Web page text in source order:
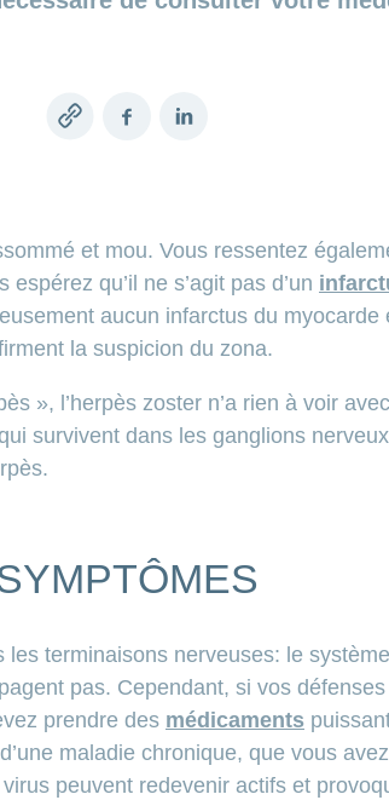
Copy
FacebookLinkedIn
et mou. Vous ressentez
qu’il ne s’agit pas d’un
aucun infarctus du myocarde
la suspicion du zona.
», l’herpès zoster n’a rien à voir avec
survivent dans les ganglions
terminaisons nerveuses: le
pas. Cependant, si vos
prendre des médicaments
maladie chronique, que vous
peuvent redevenir actifs et